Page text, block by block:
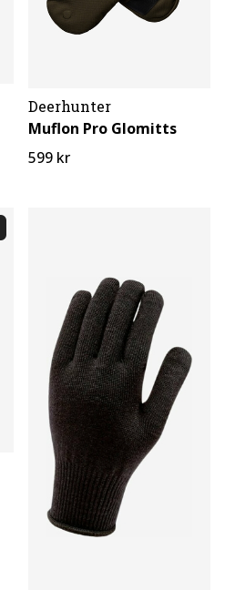
Deerhunter
Muflon Pro Glomitts
599 kr